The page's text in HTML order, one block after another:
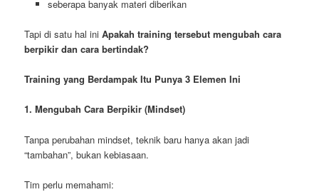
seberapa banyak materi diberikan
Tapi di satu hal iniApakah training tersebut mengubah cara
berpikir dan cara bertindak?
Training yang Berdampak Itu Punya 3 Elemen Ini
1. Mengubah Cara Berpikir (Mindset)
Tanpa perubahan mindset, teknik baru hanya akan jadi
“tambahan”, bukan kebiasaan.
Tim perlu memahami: